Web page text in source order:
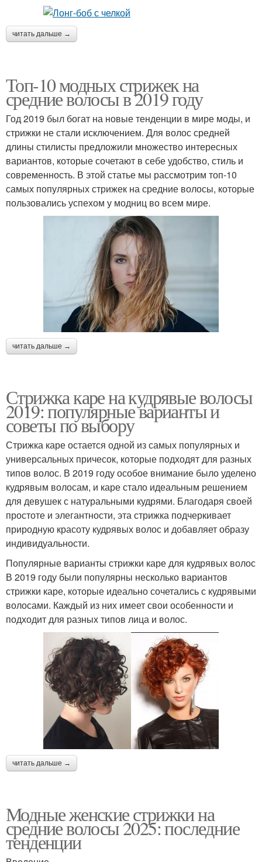
читать дальше →
Топ-10 модных стрижек на
средние волосы в 2019 году
Год 2019 был богат на новые тенденции в мире моды, и
стрижки не стали исключением. Для волос средней
длины стилисты предложили множество интересных
вариантов, которые сочетают в себе удобство, стиль и
современность. В этой статье мы рассмотрим топ-10
самых популярных стрижек на средние волосы, которые
пользовались успехом у модниц во всем мире.
читать дальше →
Стрижка каре на кудрявые волосы
2019: популярные варианты и
советы по выбору
Стрижка каре остается одной из самых популярных и
универсальных причесок, которые подходят для разных
типов волос. В 2019 году особое внимание было уделено
кудрявым волосам, и каре стало идеальным решением
для девушек с натуральными кудрями. Благодаря своей
простоте и элегантности, эта стрижка подчеркивает
природную красоту кудрявых волос и добавляет образу
индивидуальности.
Популярные варианты стрижки каре для кудрявых волос
В 2019 году были популярны несколько вариантов
стрижки каре, которые идеально сочетались с кудрявыми
волосами. Каждый из них имеет свои особенности и
подходит для разных типов лица и волос.
читать дальше →
Модные женские стрижки на
средние волосы 2025: последние
тенденции